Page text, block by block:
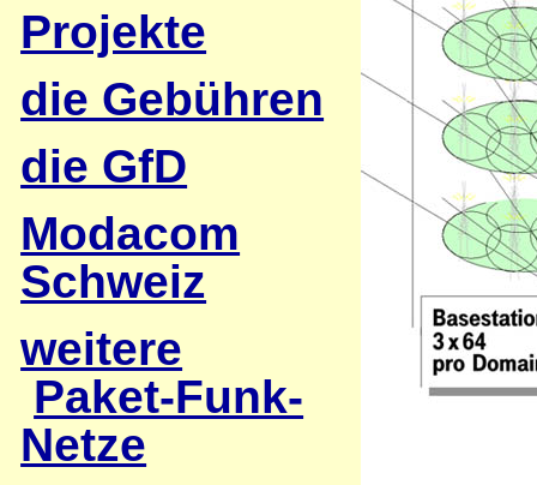
Projekte
die Gebühren
die GfD
Modacom
Schweiz
weitere
Paket-Funk-
Netze